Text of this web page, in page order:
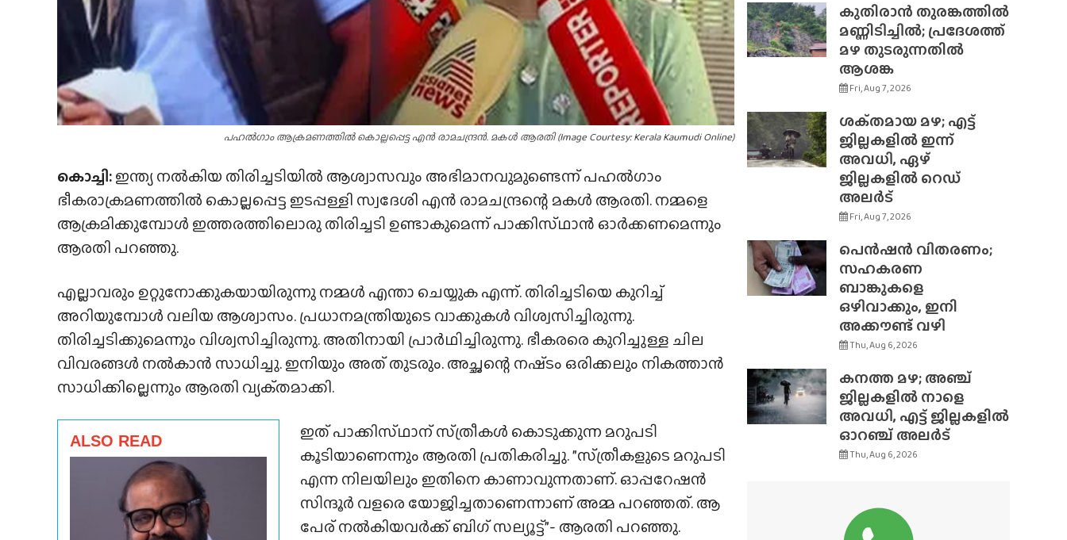
പഹൽഗാം ആക്രമണത്തിൽ കൊല്ലപ്പെട്ട എൻ രാമചന്ദ്രൻ. മകൾ ആരതി (Image Courtesy: Kerala Kaumudi Online)
കൊച്ചി:ഇന്ത്യ നൽകിയ തിരിച്ചടിയിൽ ആശ്വാസവും അഭിമാനവുമുണ്ടെന്ന് പഹൽഗാം
ഭീകരാക്രമണത്തിൽ കൊല്ലപ്പെട്ട ഇടപ്പള്ളി സ്വദേശി എൻ രാമചന്ദ്രന്റെ മകൾ ആരതി. നമ്മളെ
ആക്രമിക്കുമ്പോൾ ഇത്തരത്തിലൊരു തിരിച്ചടി ഉണ്ടാകുമെന്ന് പാക്കിസ്‌ഥാൻ ഓർക്കണമെന്നും
ആരതി പറഞ്ഞു.
എല്ലാവരും ഉറ്റുനോക്കുകയായിരുന്നു നമ്മൾ എന്താ ചെയ്യുക എന്ന്. തിരിച്ചടിയെ കുറിച്ച്
അറിയുമ്പോൾ വലിയ ആശ്വാസം. പ്രധാനമന്ത്രിയുടെ വാക്കുകൾ വിശ്വസിച്ചിരുന്നു.
തിരിച്ചടിക്കുമെന്നും വിശ്വസിച്ചിരുന്നു. അതിനായി പ്രാർഥിച്ചിരുന്നു. ഭീകരരെ കുറിച്ചുള്ള ചില
വിവരങ്ങൾ നൽകാൻ സാധിച്ചു. ഇനിയും അത് തുടരും. അച്ഛന്റെ നഷ്‌ടം ഒരിക്കലും നികത്താൻ
സാധിക്കില്ലെന്നും ആരതി വ്യക്‌തമാക്കി.
ALSO READ
ഇത് പാക്കിസ്‌ഥാന് സ്‌ത്രീകൾ കൊടുക്കുന്ന മറുപടി
കൂടിയാണെന്നും ആരതി പ്രതികരിച്ചു. ”സ്‌ത്രീകളുടെ മറുപടി
എന്ന നിലയിലും ഇതിനെ കാണാവുന്നതാണ്. ഓപ്പറേഷൻ
സിന്ദൂർ വളരെ യോജിച്ചതാണെന്നാണ് അമ്മ പറഞ്ഞത്. ആ
പേര് നൽകിയവർക്ക് ബിഗ് സല്യൂട്ട്”- ആരതി പറഞ്ഞു.
കുതിരാൻ തുരങ്കത്തിൽ
മണ്ണിടിച്ചിൽ; പ്രദേശത്ത്
മഴ തുടരുന്നതിൽ
ആശങ്ക
Fri, Aug 7, 2026
ശക്‌തമായ മഴ; എട്ട്
ജില്ലകളിൽ ഇന്ന്
അവധി, ഏഴ്
ജില്ലകളിൽ റെഡ്
അലർട്
Fri, Aug 7, 2026
പെൻഷൻ വിതരണം;
സഹകരണ
ബാങ്കുകളെ
ഒഴിവാക്കും, ഇനി
അക്കൗണ്ട് വഴി
Thu, Aug 6, 2026
കനത്ത മഴ; അഞ്ച്
ജില്ലകളിൽ നാളെ
അവധി, എട്ട് ജില്ലകളിൽ
ഓറഞ്ച് അലർട്
Thu, Aug 6, 2026